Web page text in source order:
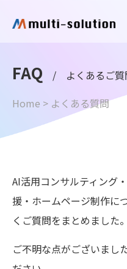
FAQ / よくあるご質
Home > よくある質問
AI活用コンサルティング
援・ホームページ制作に
くご質問をまとめました。
ご不明な点がございまし